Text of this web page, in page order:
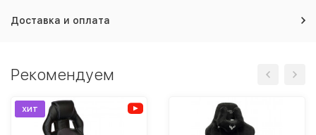
Доставка и оплата
Рекомендуем
хит